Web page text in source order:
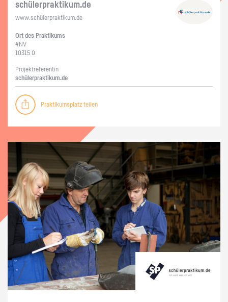
schü­ler­prak­ti­kum.de
www.​schüler​prak​tiku​m.​de
Ort des Prak­ti­kums
#NV
10315 0
Pro­jekt­re­fe­ren­tin
schü­ler­prak­ti­kum.de
Praktikumsplatz teilen